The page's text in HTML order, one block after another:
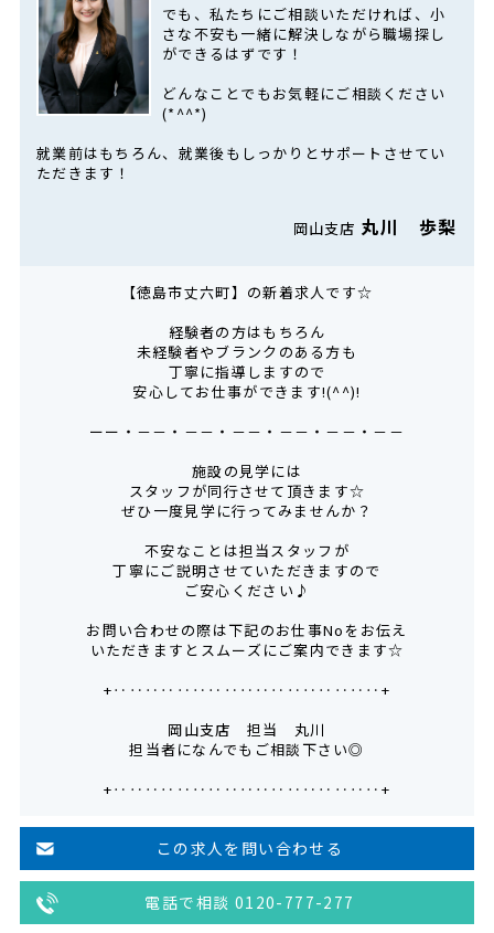
でも、私たちにご相談いただければ、小
さな不安も一緒に解決しながら職場探し
ができるはずです！
どんなことでもお気軽にご相談ください
(*^^*)
就業前はもちろん、就業後もしっかりとサポートさせてい
ただきます！
岡山支店 丸川 歩梨
【徳島市丈六町】の新着求人です☆
経験者の方はもちろん
未経験者やブランクのある方も
丁寧に指導しますので
安心してお仕事ができます!(^^)!
ーー・－－・－－・－－・－－・－－・－－
施設の見学には
スタッフが同行させて頂きます☆
ぜひ一度見学に行ってみませんか？
不安なことは担当スタッフが
丁寧にご説明させていただきますので
ご安心ください♪
お問い合わせの際は下記のお仕事Noをお伝え
いただきますとスムーズにご案内できます☆
+‥‥‥‥‥‥‥‥‥‥‥‥‥‥‥‥‥+
岡山支店 担当 丸川
担当者になんでもご相談下さい◎
+‥‥‥‥‥‥‥‥‥‥‥‥‥‥‥‥‥+
この求人を問い合わせる
電話で相談 0120-777-277